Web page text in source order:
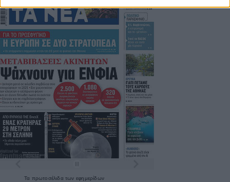
Τα πρωτοσέλιδατων εφημερίδων